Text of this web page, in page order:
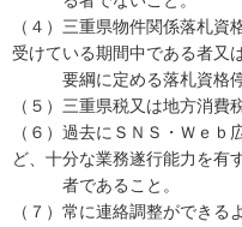
（４）三重県物件関係落札
受けている期間中である者又
要綱に定める落札資格停
（５）三重県税又は地方消費
（６）過去にＳＮＳ・Ｗｅ
ど、十分な業務遂行能力を有
者であること。
（７）常に連絡調整ができ